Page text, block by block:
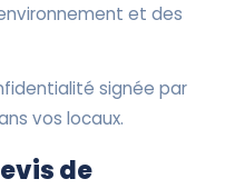
et des
signée par
vos locaux.
de